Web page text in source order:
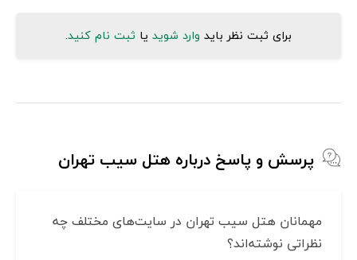
برای ثبت نظر باید وارد شوید یا ثبت نام کنید.
پرسش و پاسخ درباره هتل سیب تهران
مهمانان هتل سیب تهران در سایت‌های مختلف چه
نظراتی نوشته‌اند؟